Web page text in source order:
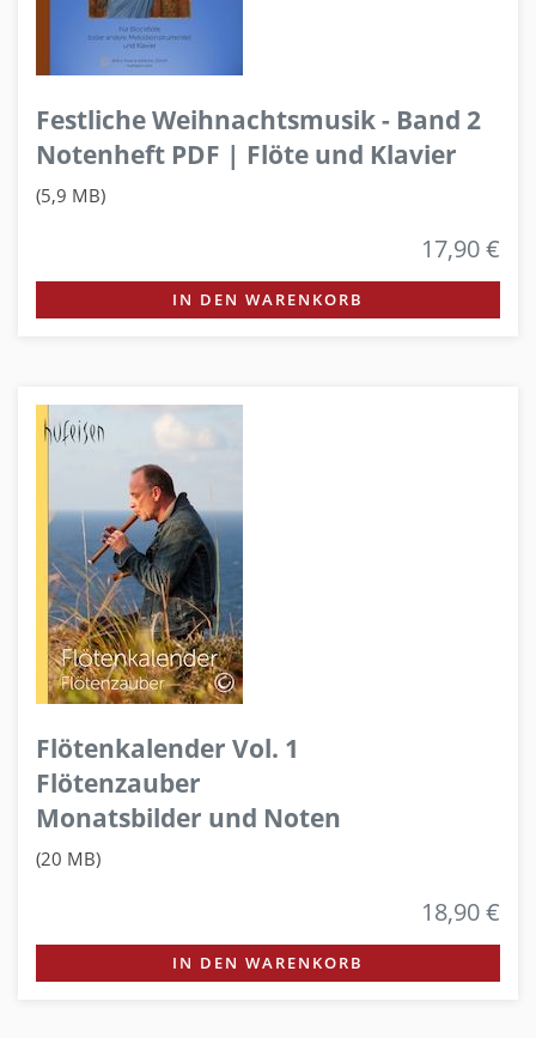
Festliche Weihnachtsmusik - Band 2
Notenheft PDF | Flöte und Klavier
(5,9 MB)
17,90 €
IN DEN WARENKORB
Flötenkalender Vol. 1
Flötenzauber
Monatsbilder und Noten
(20 MB)
18,90 €
IN DEN WARENKORB